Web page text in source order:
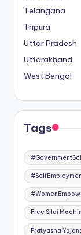
Telangana
Tripura
Uttar Pradesh
Uttarakhand
West Bengal
Tags
Free Silai
Pratyasha